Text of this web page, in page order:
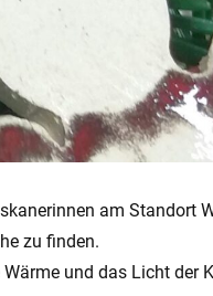
am Standort
zu finden.
und das Licht der